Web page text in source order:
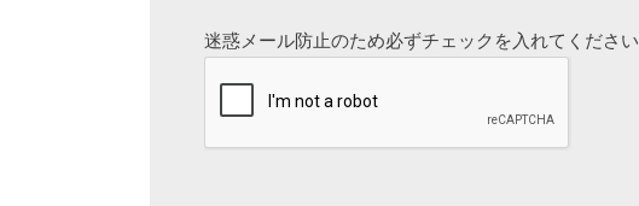
迷惑メール防止のため必ずチェックを入れてください